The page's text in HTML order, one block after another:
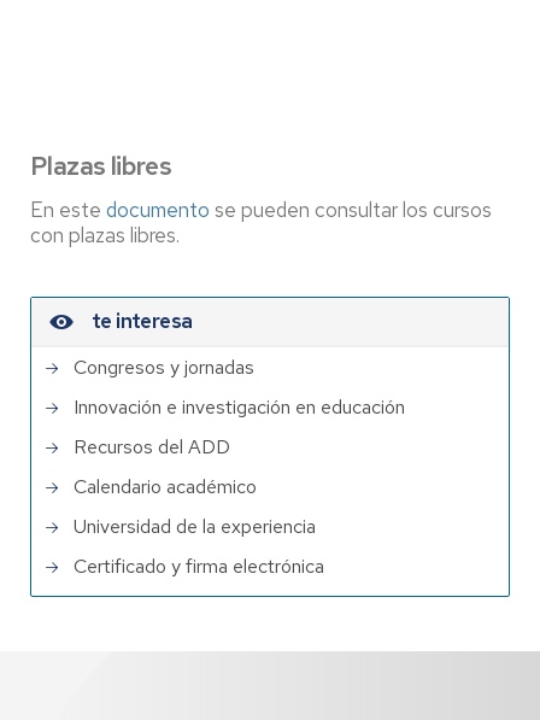
Plazas libres
En este documento se pueden consultar los cursos
con plazas libres.
te interesa
Congresos y jornadas
Innovación e investigación en educación
Recursos del ADD
Calendario académico
Universidad de la experiencia
Certificado y firma electrónica